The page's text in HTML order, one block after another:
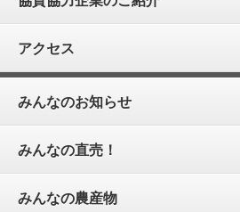
アクセス
みんなのお知らせ
みんなの直売！
みんなの農産物